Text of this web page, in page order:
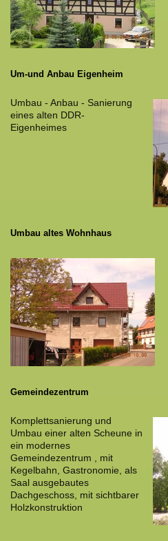
Um-und Anbau Eigenheim
Umbau - Anbau - Sanierung
eines alten DDR-
Eigenheimes
Umbau altes Wohnhaus
Gemeindezentrum
Komplettsanierung und
Umbau einer alten Scheune in
ein modernes
Gemeindezentrum , mit
Kegelbahn, Gastronomie, als
Saal ausgebautes
Dachgeschoss, mit sichtbarer
Holzkonstruktion